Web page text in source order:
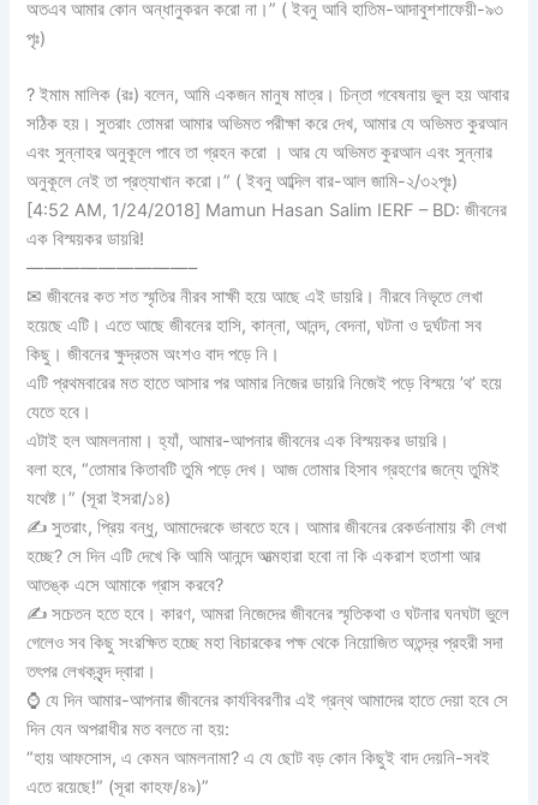
অতএব আমার কোন অন্ধানুকরন করো না।” ( ইবনু আবি হাতিম-আদাবুশশাফেয়ী-৯৩
পৃঃ)
? ইমাম মালিক (রঃ) বলেন, আমি একজন মানুষ মাত্র। চিন্তা গবেষনায় ভুল হয় আবার
সঠিক হয়। সুতরাং তোমরা আমার অভিমত পরীক্ষা করে দেখ, আমার যে অভিমত কুরআন
এবং সুন্নাহর অনুকূলে পাবে তা গ্রহন করো । আর যে অভিমত কুরআন এবং সুন্নার
অনুকূলে নেই তা প্রত্যাখান করো।” ( ইবনু আব্দিল বার-আল জামি-২/৩২পৃঃ)
[4:52 AM, 1/24/2018] Mamun Hasan Salim IERF – BD: জীবনের
এক বিস্ময়কর ডায়রি!
—————————–
✉ জীবনের কত শত স্মৃতির নীরব সাক্ষী হয়ে আছে এই ডায়রি। নীরবে নিভৃতে লেখা
হয়েছে এটি। এতে আছে জীবনের হাসি, কান্না, আনন্দ, বেদনা, ঘটনা ও দুর্ঘটনা সব
কিছু। জীবনের ক্ষুদ্রতম অংশও বাদ পড়ে নি।
এটি প্রথমবারের মত হাতে আসার পর আমার নিজের ডায়রি নিজেই পড়ে বিস্ময়ে ’থ’ হয়ে
যেতে হবে।
এটাই হল আমলনামা। হ্যাঁ, আমার-আপনার জীবনের এক বিস্ময়কর ডায়রি।
বলা হবে, “তোমার কিতাবটি তুমি পড়ে দেখ। আজ তোমার হিসাব গ্রহণের জন্যে তুমিই
যথেষ্ট।” (সূরা ইসরা/১৪)
✍ সুতরাং, প্রিয় বন্ধু, আমাদেরকে ভাবতে হবে। আমার জীবনের রেকর্ডনামায় কী লেখা
হচ্ছে? সে দিন এটি দেখে কি আমি আনন্দে আত্মহারা হবো না কি একরাশ হতাশা আর
আতঙ্ক এসে আমাকে গ্রাস করবে?
✍ সচেতন হতে হবে। কারণ, আমরা নিজেদের জীবনের স্মৃতিকথা ও ঘটনার ঘনঘটা ভুলে
গেলেও সব কিছু সংরক্ষিত হচ্ছে মহা বিচারকের পক্ষ থেকে নিয়োজিত অতন্দ্র প্রহরী সদা
তৎপর লেখকবৃন্দ দ্বারা।
⌚ যে দিন আমার-আপনার জীবনের কার্যবিবরণীর এই গ্রন্থ আমাদের হাতে দেয়া হবে সে
দিন যেন অপরাধীর মত বলতে না হয়:
“হায় আফসোস, এ কেমন আমলনামা? এ যে ছোট বড় কোন কিছুই বাদ দেয়নি-সবই
এতে রয়েছে!” (সূরা কাহফ/৪৯)”